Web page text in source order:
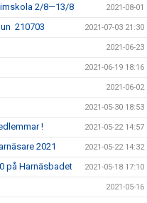
2/8—13/8 2021-08-01
210703 2021-07-03 21:30
2021-06-23
2021-06-19 18:16
2021-06-02
2021-05-30 18:53
! 2021-05-22 14:57
2021 2021-05-22 14:32
på Harnäsbadet 2021-05-18 17:10
2021-05-16